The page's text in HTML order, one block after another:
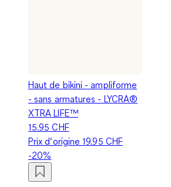
Haut de bikini - ampliforme
- sans armatures - LYCRA®
XTRA LIFE™
15.95 CHF
Prix d‘origine19.95 CHF
-20%